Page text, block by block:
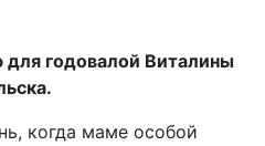
годовалой Виталины
когда маме особой